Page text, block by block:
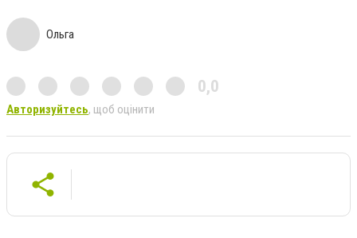
Ольга
0,0
Авторизуйтесь, щоб оцінити